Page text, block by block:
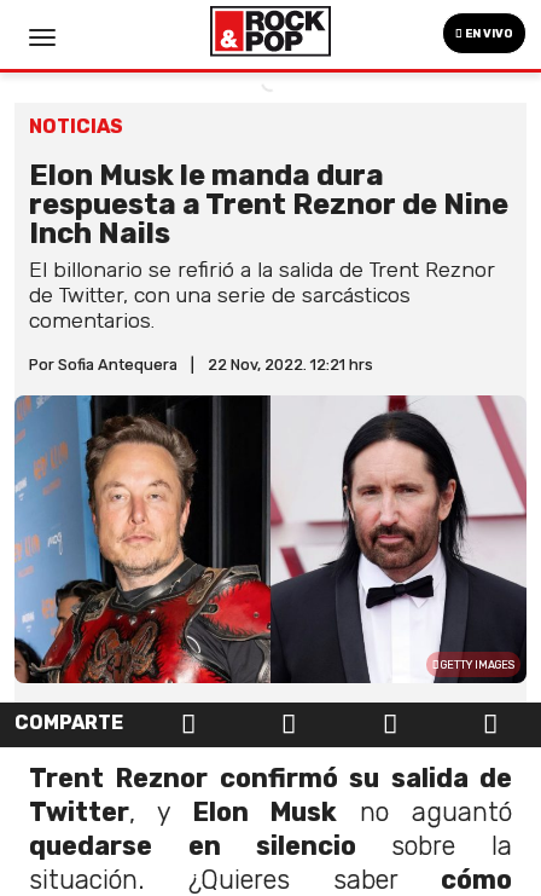
EN VIVO
NOTICIAS
Elon Musk le manda dura
respuesta a Trent Reznor de Nine
Inch Nails
El billonario se refirió a la salida de Trent Reznor
de Twitter, con una serie de sarcásticos
comentarios.
Por Sofia Antequera 22 Nov, 2022. 12:21 hrs
GETTY IMAGES
COMPARTE
Trent Reznor confirmó su salida de
Twitter, y Elon Musk no aguantó
quedarse
en silencio sobre la
situación. ¿Quieres saber cómo